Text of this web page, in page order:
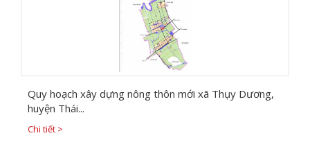
Quy hoạch xây dựng nông thôn mới xã Thụy Dương,
huyện Thái...
Chi tiết >